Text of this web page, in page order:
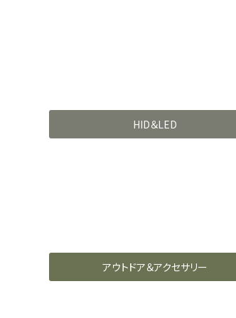
HID＆LED
アウトドア＆アクセサリー